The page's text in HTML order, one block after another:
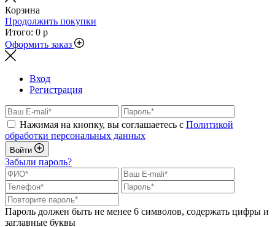
Корзина
Продолжить покупки
Итого: 0 р
Оформить заказ
Вход
Регистрация
Нажимая на кнопку, вы соглашаетесь с Политикой
обработки персональных данных
Войти
Забыли пароль?
Пароль должен быть не менее 6 символов, содержать цифры и
заглавные буквы